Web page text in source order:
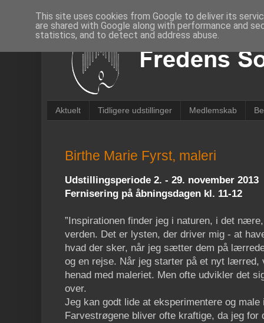
Aktuelt Tidligere udstillinger Medlemskab
Birthe Marie Fyrst, maleri
Udstillingsperiode 2. - 29. november 2013
Fernisering på åbningsdagen kl. 11-12
”Inspirationen finder jeg i naturen, i det
verden. Det er lysten, der driver mig - at
hvad der sker, når jeg sætter dem på
og en rejse. Når jeg starter på et nyt lærred,
henad med maleriet. Men ofte udvikler det
over.
Jeg kan godt lide at eksperimentere og
Farvestrøgene bliver ofte kraftige, da jeg for
This site uses cookies from Google to deliver its
are shared with Google along with performance and
statistics, and to detect and address abuse.